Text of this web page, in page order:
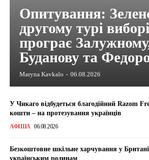
Опитування:
другому турі
програє
Буданову та
Maryna Kavkalo - 06.08.2026
У Чикаго відбудеться благодійний Razom
кошти – на протезування українців
АФІША 06.08.2026
Безкоштовне шкільне харчування у
українським родинам